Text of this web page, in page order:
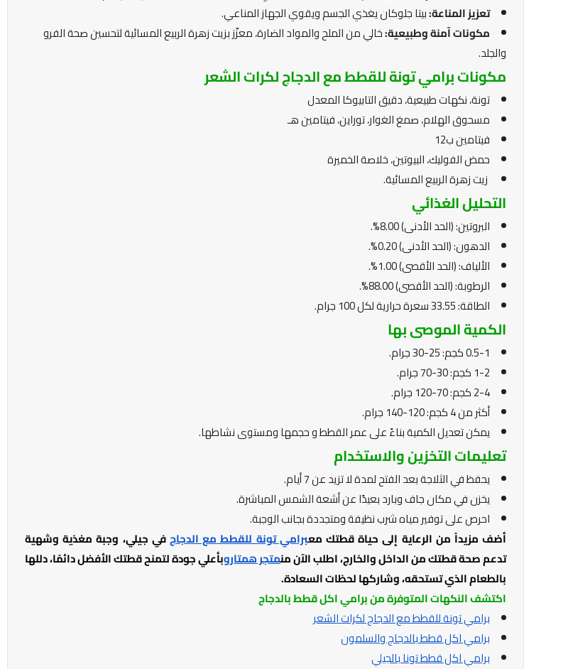
تعزيز المناعة:بيتا جلوكان يغذي الجسم ويقوي الجهاز المناعي.
مكونات آمنة وطبيعية:خالي من الملح والمواد الضارة، معزّز بزيت زهرة الربيع المسائية لتحسين صحة الفرو
والجلد.
مكونات برامي تونة للقطط مع الدجاج لكرات الشعر
تونة، نكهات طبيعية، دقيق التابيوكا المعدل
مسحوق الهلام، صمغ الغوار، توراين، فيتامين هـ
فيتامين ب12
حمض الفوليك، البيوتين، خلاصة الخميرة
زيت زهرة الربيع المسائية.
التحليل الغذائي
البروتين: (الحد الأدنى) 8.00%.
الدهون: (الحد الأدنى) 0.20%.
الألياف: (الحد الأقصى) 1.00%.
الرطوبة: (الحد الأقصى) 88.00%.
الطاقة: 33.55 سعرة حرارية لكل 100 جرام.
الكمية الموصى بها
0.5-1 كجم: 25-30 جرام.
1-2 كجم: 30-70 جرام.
2-4 كجم: 70-120 جرام.
أكثر من 4 كجم: 120-140 جرام.
يمكن تعديل الكمية بناءً على عمر القطط و حجمها ومستوى نشاطها.
تعليمات التخزين والاستخدام
يحفظ في الثلاجة بعد الفتح لمدة لا تزيد عن 7 أيام.
يخزن في مكان جاف وبارد بعيدًا عن أشعة الشمس المباشرة.
احرص على توفير مياه شرب نظيفة ومتجددة بجانب الوجبة.
أضف مزيداً من الرعاية إلى حياة قطتك معبرامي تونة للقطط مع الدجاجفي جيلي، وجبة مغذية وشهية
تدعم صحة قطتك من الداخل والخارج، اطلب الآن منمتجر همتاروبأعلي جودة لتمنح قطتك الأفضل دائمًا، دللها
بالطعام الذي تستحقه، وشاركها لحظات السعادة.
اكتشف النكهات المتوفرة من برامي اكل قطط بالدجاج
برامي تونة للقطط مع الدجاج لكرات الشعر
برامي اكل قطط بالدجاج والسلمون
برامي اكل قطط تونا بالجيلي